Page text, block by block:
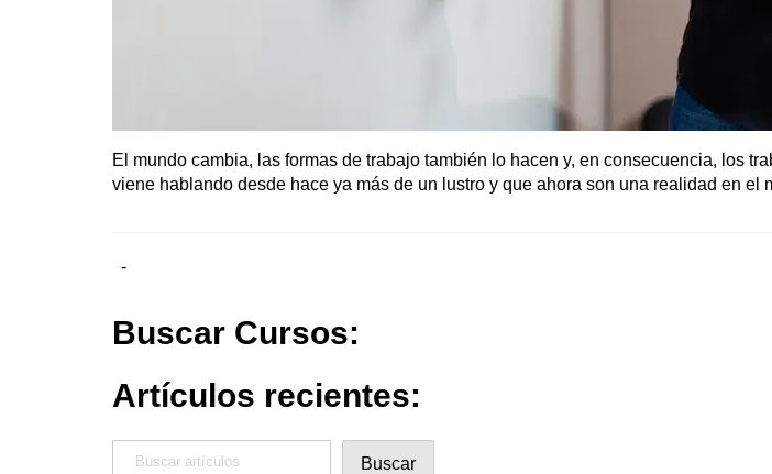
El mundo cambia, las formas de trabajo también lo hacen y, en consecuencia, los
viene hablando desde hace ya más de un lustro y que ahora son una realidad en el
-
Buscar Cursos:
Artículos recientes:
Buscar